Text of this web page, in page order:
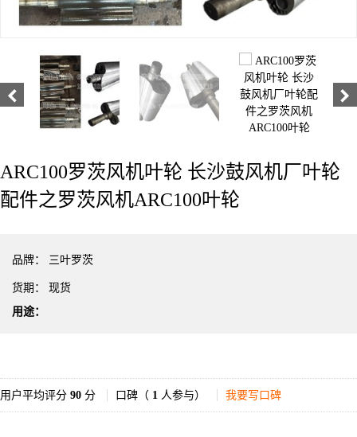
ARC100罗茨风机叶轮 长沙鼓风机厂叶轮
配件之罗茨风机ARC100叶轮
品牌： 三叶罗茨
货期： 现货
用途：
用户平均评分 90 分 口碑（ 1 人参与） 我要写口碑